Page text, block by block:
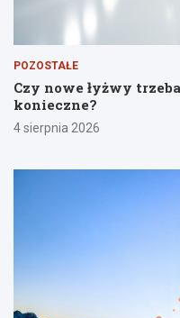
POZOSTAŁE
Czy nowe łyżwy
konieczne?
4 sierpnia 2026